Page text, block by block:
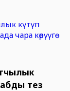
тез